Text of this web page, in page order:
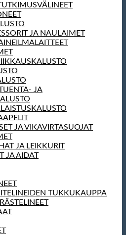
JA NAULAIMET
JA
JA VIKAVIRTASUOJAT
JA LEIKKURIT
JA AIDAT
TUKKUKAUPPA